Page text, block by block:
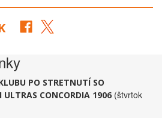
PO STRETNUTÍ SO
ULTRAS CONCORDIA 1906 (štvrtok